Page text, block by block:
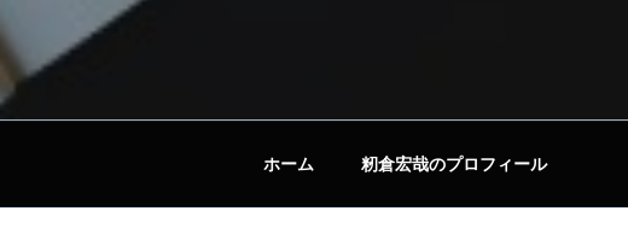
ホーム 籾倉宏哉のプロフィール